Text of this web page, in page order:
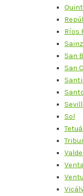
Ríos
San
San
Sol